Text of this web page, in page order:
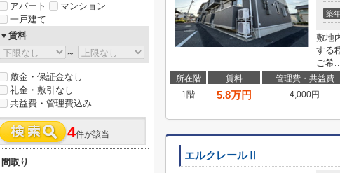
築
敷地
する
ご希
所在階 賃料 管理費・共益費
1階
5.8万円 4,000円
エルクレールⅡ
アパート
マンション
一戸建て
▼賃料
～
敷金・保証金なし
礼金・敷引なし
共益費・管理費込み
4件が該当
間取り